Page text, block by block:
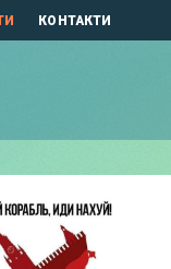
КОНТАКТИ